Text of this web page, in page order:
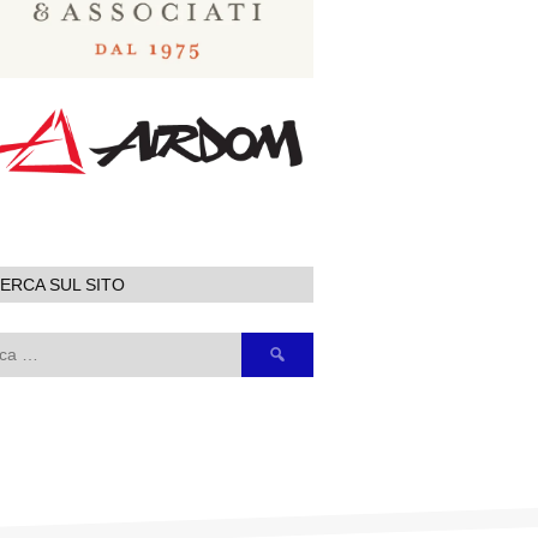
SUL SITO
Ricerca
per: